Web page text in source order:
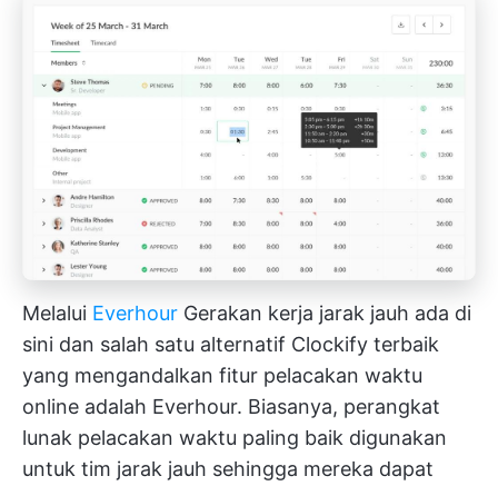
Melalui Everhour Gerakan kerja jarak jauh ada di
sini dan salah satu alternatif Clockify terbaik
yang mengandalkan fitur pelacakan waktu
online adalah Everhour. Biasanya, perangkat
lunak pelacakan waktu paling baik digunakan
untuk tim jarak jauh sehingga mereka dapat